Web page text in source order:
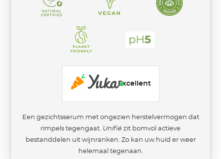
Een gezichtsserum met ongezien herstelvermogen dat
rimpels tegengaat. Unifié zit bomvol actieve
bestanddelen uit wijnranken. Zo kan uw huid er weer
helemaal tegenaan.
Excellent